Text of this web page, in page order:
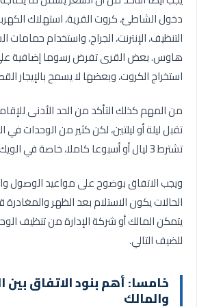
دخول الشاطئ، كروت القرية، استهلاك
التنظيف، الإنترنت، الجراج، واستخدام حمامات
هاوس. بعض القرى تفرض رسوما إضافية
استخراج الكروت، وبعضها لا يسمح بالإيجار
من المهم كذلك التأكد من الحد الأدنى
تقبل ليلة أو ليلتين، لكن كثير من الوحدات في
تشترط 3 ليال أو أسبوعا كاملا، خاصة في الويك إند وذروة الموسم
ويجب الاتفاق بوضوح على مواعيد الوصول
الحالات يكون الاستلام بعد الظهر
يتمكن المالك أو شركة الإدارة من تنظيف
للضيف التالي.
خامسا: أهم بنود الاتفاق بين
والمالك